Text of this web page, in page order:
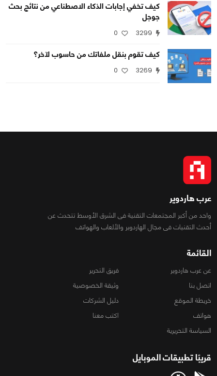
كيف تخفي إجابات الذكاء الاصطناعي من نتائج بحث
جوجل
3299
0
كيف تقوم بنقل ملفاتك من حاسوب لآخر؟
3269
0
عرب هاردوير
واحد من أكبر المجتمعات التقنية فى الشرق الأوسط تتحدث عن
أحدث التقنيات فى مجال الهاردوير والألعاب والهواتف
القائمة
عن عرب هاردوير
فريق التحرير
اتصل بنا
وثيقة الخصوصية
خريطة الموقع
دليل الشركات
هواتف
اكتب معنا
السياسة التحريرية
قريبًا تطبيقات الموبايل